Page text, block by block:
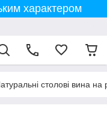
характером
столові вина на